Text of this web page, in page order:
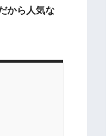
から人気な